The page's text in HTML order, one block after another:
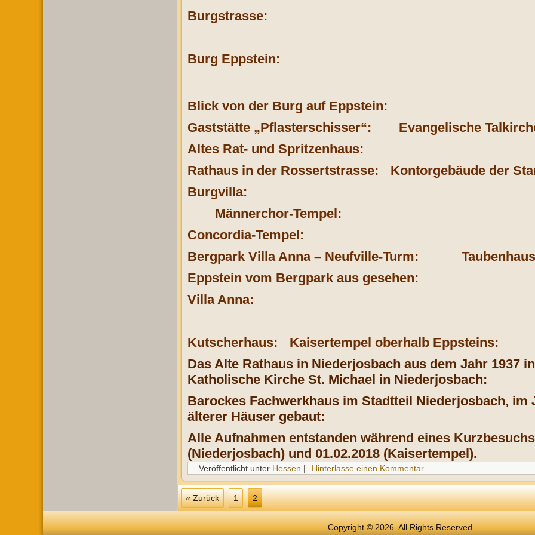
Burgstrasse:
Burg Eppstein:
Blick von der Burg auf Eppstein:
Gaststätte „Pflasterschisser“:
Evangelische
Altes Rat- und Spritzenhaus:
Rathaus in der Rossertstrasse:
Kontorgebäude der
Burgvilla:
Männerchor-Tempel:
Concordia-Tempel:
Bergpark Villa Anna – Neufville-Turm:
Eppstein vom Bergpark aus gesehen:
Villa Anna:
Kutscherhaus:
Kaisertempel oberhalb Eppsteins:
Das Alte Rathaus in Niederjosbach aus dem Jahr 1937
Katholische Kirche St. Michael in Niederjosbach:
Barockes Fachwerkhaus im Stadtteil Niederjosbach, im
älterer Häuser gebaut:
Alle Aufnahmen entstanden während eines
(Niederjosbach) und 01.02.2018 (Kaisertempel).
Veröffentlicht unter Hessen | Hinterlasse einen Kommentar
« Zurück 1 2
Copyright © 2026. All Rights Reserved.